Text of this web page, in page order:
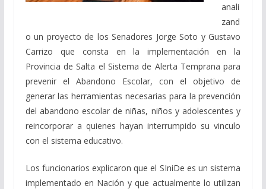
anali
zand
o un proyecto de los Senadores Jorge Soto y Gustavo
Carrizo que consta en la implementación en la
Provincia de Salta el Sistema de Alerta Temprana para
prevenir el Abandono Escolar, con el objetivo de
generar las herramientas necesarias para la prevención
del abandono escolar de niñas, niños y adolescentes y
reincorporar a quienes hayan interrumpido su vinculo
con el sistema educativo.
Los funcionarios explicaron que el SIniDe es un sistema
implementado en Nación y que actualmente lo utilizan